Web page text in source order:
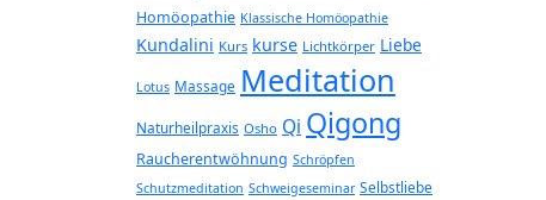
Homöopathie Klassische Homöopathie
Kundalini Kurs kurse Lichtkörper Liebe
Lotus Massage Meditation
Naturheilpraxis Osho Qi Qigong
Raucherentwöhnung Schröpfen
Schutzmeditation Schweigeseminar Selbstliebe